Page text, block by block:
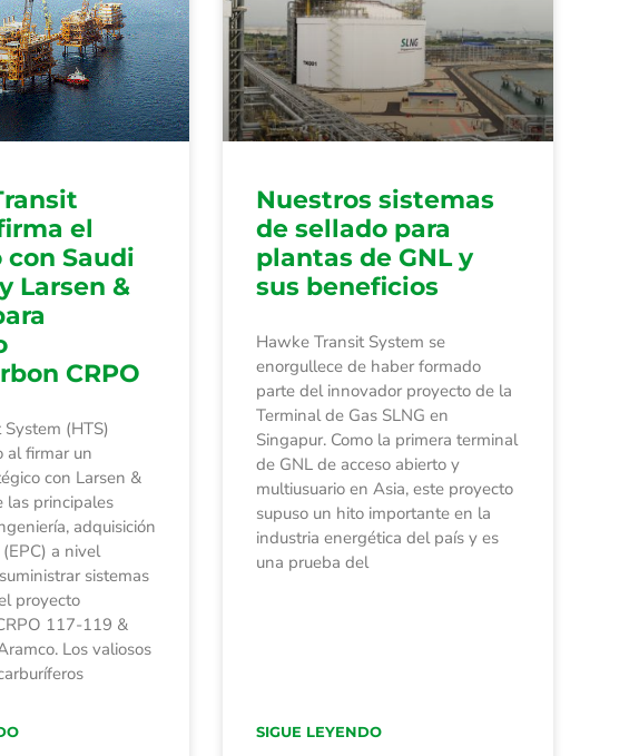
el
Saudi
Larsen &
CRPO
(HTS)
al firmar un
con Larsen &
las principales
adquisición
a nivel
sistemas
proyecto
117-119 &
Los valiosos
Nuestros sistemas
de sellado para
plantas de GNL y
sus beneficios
Hawke Transit System se
enorgullece de haber formado
parte del innovador proyecto de la
Terminal de Gas SLNG en
Singapur. Como la primera terminal
de GNL de acceso abierto y
multiusuario en Asia, este proyecto
supuso un hito importante en la
industria energética del país y es
una prueba del
SIGUE LEYENDO